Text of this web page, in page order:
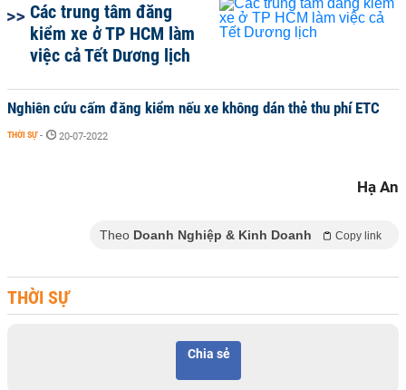
Các trung tâm đăng
kiểm xe ở TP HCM làm
việc cả Tết Dương lịch
Nghiên cứu cấm đăng kiểm nếu xe không dán thẻ thu phí ETC
THỜI SỰ - 20-07-2022
Hạ An
Theo Doanh Nghiệp & Kinh Doanh Copy link
THỜI SỰ
Chia sẻ